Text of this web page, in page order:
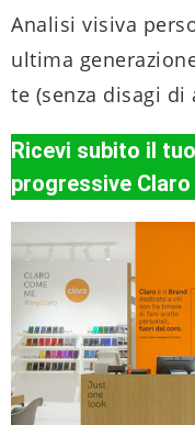
Analisi visiva
ultima
te (senza disagi di
Ricevi subito il
progressive Claro